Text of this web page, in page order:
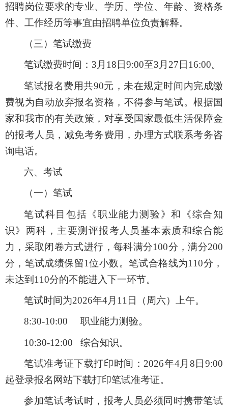
招聘岗位要求的专业、学历、学位、 年龄、 资格条
件、工作经历等事宜由招聘单位负责解释。
（三）笔试缴费
笔试缴费时间： 3月 18 日9:00至3月27 日 16:00。
笔试报名费用共90元，未在规定时间内完成缴
费视为自动放弃报名资格，不得参与笔试。根据国
家和我市的有关政策，对享受国家最低生活保障金
的报考人员，减免考务费用 ，办理方式联系考务咨
询电话。
六、考试
（一）笔试
笔试科目包括《职业能力测验》和《综合知
识》两科，主要测评报考人员基本素质和综合能
力，采取闭卷方式进行，每科满分100分，满分200
分，笔试成绩保留1位小数。笔试合格线为1 10分，
未达到1 10分的不能进入下一环节。
笔试时间为2026年4月11日 （周六）上午。
8:30-10:00
职业能力测验。
10:30-1 2:00综合知识。
笔试准考证下载打印 时间： 2026年4月8日9:00
起登录报名网站下载打印笔试准考证。
参加笔试考试时，报考人员必须同时携带笔试